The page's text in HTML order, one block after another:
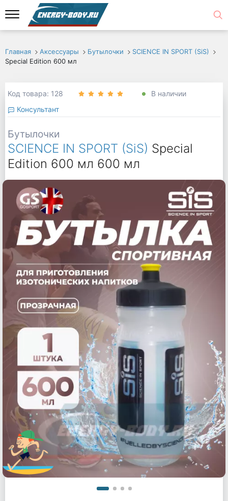
Главная Аксессуары Бутылочки
SCIENCE IN SPORT (SiS)
Special Edition 600 мл
Код товара: 128
В наличии
Консультант
Бутылочки
SCIENCE IN SPORT (SiS) Special
Edition 600 мл 600 мл